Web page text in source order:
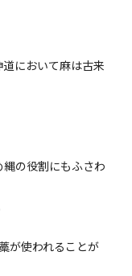
において麻は古来
縄の役割にもふさわ
が使われることが